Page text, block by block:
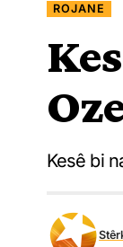
ROJANE
Kesê bi